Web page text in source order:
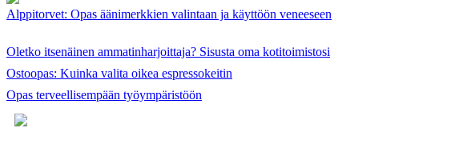
Alppitorvet: Opas äänimerkkien valintaan ja käyttöön veneeseen
Oletko itsenäinen ammatinharjoittaja? Sisusta oma kotitoimistosi
Ostoopas: Kuinka valita oikea espressokeitin
Opas terveellisempään työympäristöön